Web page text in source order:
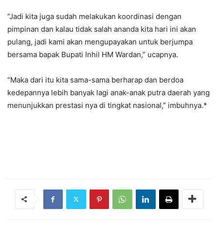
“Jadi kita juga sudah melakukan koordinasi dengan
pimpinan dan kalau tidak salah ananda kita hari ini akan
pulang, jadi kami akan mengupayakan untuk berjumpa
bersama bapak Bupati Inhil HM Wardan,” ucapnya.
“Maka dari itu kita sama-sama berharap dan berdoa
kedepannya lebih banyak lagi anak-anak putra daerah yang
menunjukkan prestasi nya di tingkat nasional,” imbuhnya.*